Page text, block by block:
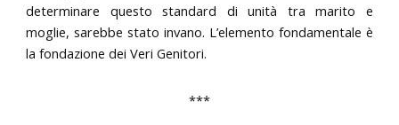
determinare questo standard di unità tra marito e
moglie, sarebbe stato invano. L’elemento fondamentale è
la fondazione dei Veri Genitori.
***